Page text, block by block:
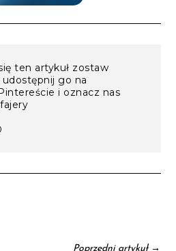
ten artykuł zostaw
go na
i oznacz nas
Poprzedni artykuł→